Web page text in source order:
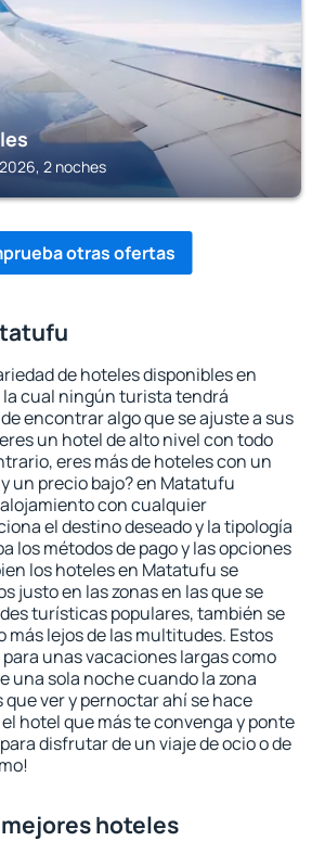
2 noches
otras ofertas
de hoteles disponibles en
cual ningún turista tendrá
encontrar algo que se ajuste a sus
un hotel de alto nivel con todo
eres más de hoteles con un
un precio bajo? en Matatufu
con cualquier
el destino deseado y la tipología
los métodos de pago y las opciones
los hoteles en Matatufu se
justo en las zonas en las que se
turísticas populares, también se
lejos de las multitudes. Estos
unas vacaciones largas como
una sola noche cuando la zona
ver y pernoctar ahí se hace
hotel que más te convenga y ponte
disfrutar de un viaje de ocio o de
hoteles